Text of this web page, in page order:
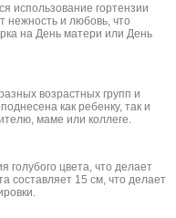
использование гортензии
нежность и любовь, что
на День матери или День
возрастных групп и
как ребенку, так и
маме или коллеге.
голубого цвета, что делает
составляет 15 см, что делает